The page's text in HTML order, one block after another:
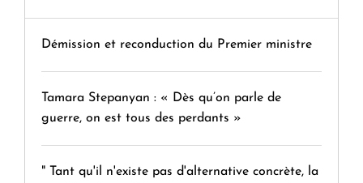
Démission et reconduction du Premier ministre
Tamara Stepanyan : « Dès qu’on parle de
guerre, on est tous des perdants »
" Tant qu'il n'existe pas d'alternative concrète, la